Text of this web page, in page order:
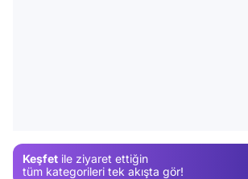
Keşfet ile ziyaret ettiğin
tüm kategorileri tek akışta gör!